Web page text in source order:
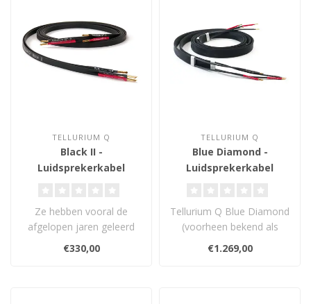
TELLURIUM Q
Black II -
Luidsprekerkabel
Ze hebben vooral de
afgelopen jaren geleerd
en ontwikkeld en hebben
een manier b..
€330,00
TELLURIUM Q
Blue Diamond -
Luidsprekerkabel
Tellurium Q Blue Diamond
(voorheen bekend als
Green) is de begeleidende
kabel vo..
€1.269,00